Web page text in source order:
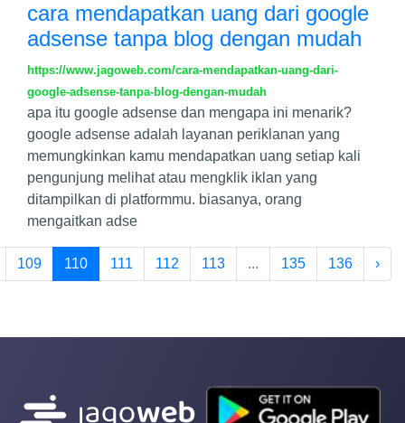
cara mendapatkan uang dari google
adsense tanpa blog dengan mudah
https://www.jagoweb.com/cara-mendapatkan-uang-dari-
google-adsense-tanpa-blog-dengan-mudah
apa itu google adsense dan mengapa ini menarik?
google adsense adalah layanan periklanan yang
memungkinkan kamu mendapatkan uang setiap kali
pengunjung melihat atau mengklik iklan yang
ditampilkan di platformmu. biasanya, orang
mengaitkan adse
109 110 111 112 113 ... 135 136 ›